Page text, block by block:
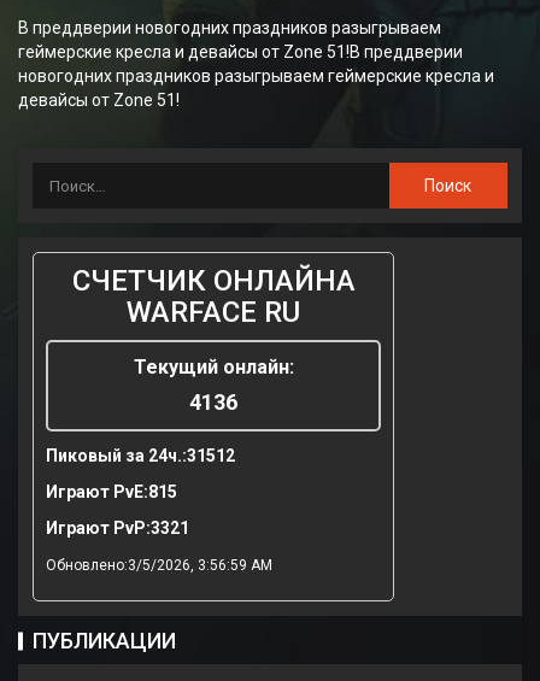
В преддверии новогодних праздников разыгрываем
геймерские кресла и девайсы от Zone 51!В преддверии
новогодних праздников разыгрываем геймерские кресла и
девайсы от Zone 51!
СЧЕТЧИК ОНЛАЙНА
WARFACE RU
Текущий онлайн:
4136
Пиковый за 24ч.:31512
Играют PvE:815
Играют PvP:3321
Обновлено:3/5/2026, 3:56:59 AM
ПУБЛИКАЦИИ